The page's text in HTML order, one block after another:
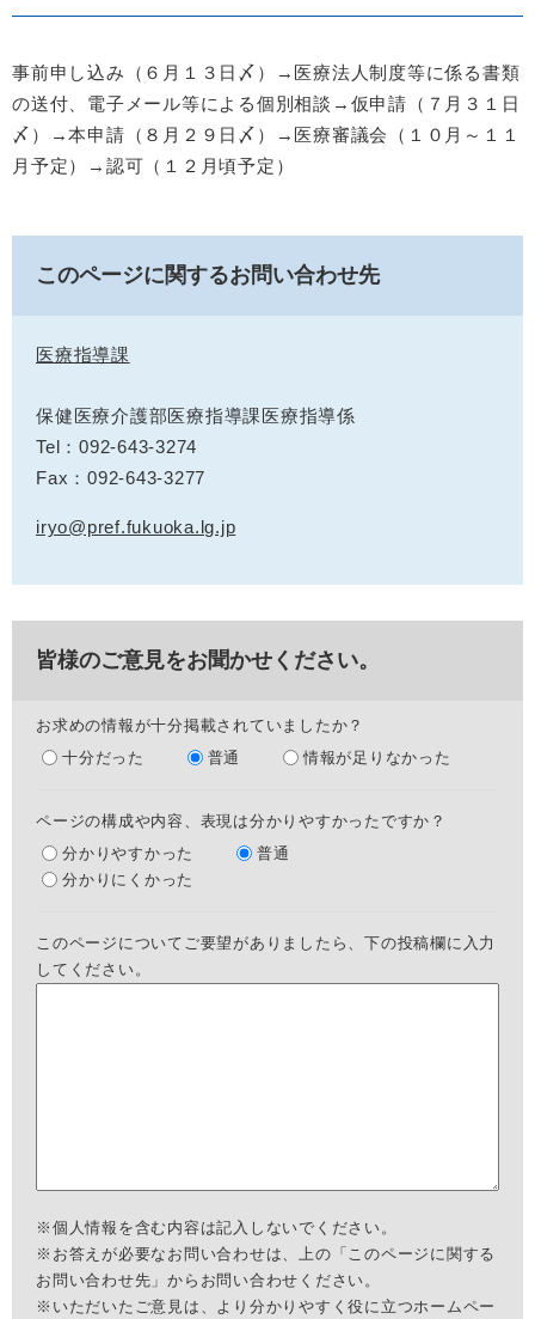
事前申し込み（６月１３日〆）→医療法人制度等に係る書類
の送付、電子メール等による個別相談→仮申請（７月３１日
〆）→本申請（８月２９日〆）→医療審議会（１０月～１１
月予定）→認可（１２月頃予定）
このページに関するお問い合わせ先
医療指導課
保健医療介護部医療指導課医療指導係
Tel：092-643-3274
Fax：092-643-3277
iryo@pref.fukuoka.lg.jp
皆様のご意見をお聞かせください。
お求めの情報が十分掲載されていましたか？
十分だった
普通 情報が足りなかった
ページの構成や内容、表現は分かりやすかったですか？
分かりやすかった
普通
分かりにくかった
このページについてご要望がありましたら、下の投稿欄に入力
してください。
※個人情報を含む内容は記入しないでください。
※お答えが必要なお問い合わせは、上の「このページに関する
お問い合わせ先」からお問い合わせください。
※いただいたご意見は、より分かりやすく役に立つホームペー